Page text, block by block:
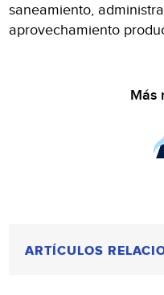
saneamiento,
aprovechamiento
Más
ARTÍCULOS